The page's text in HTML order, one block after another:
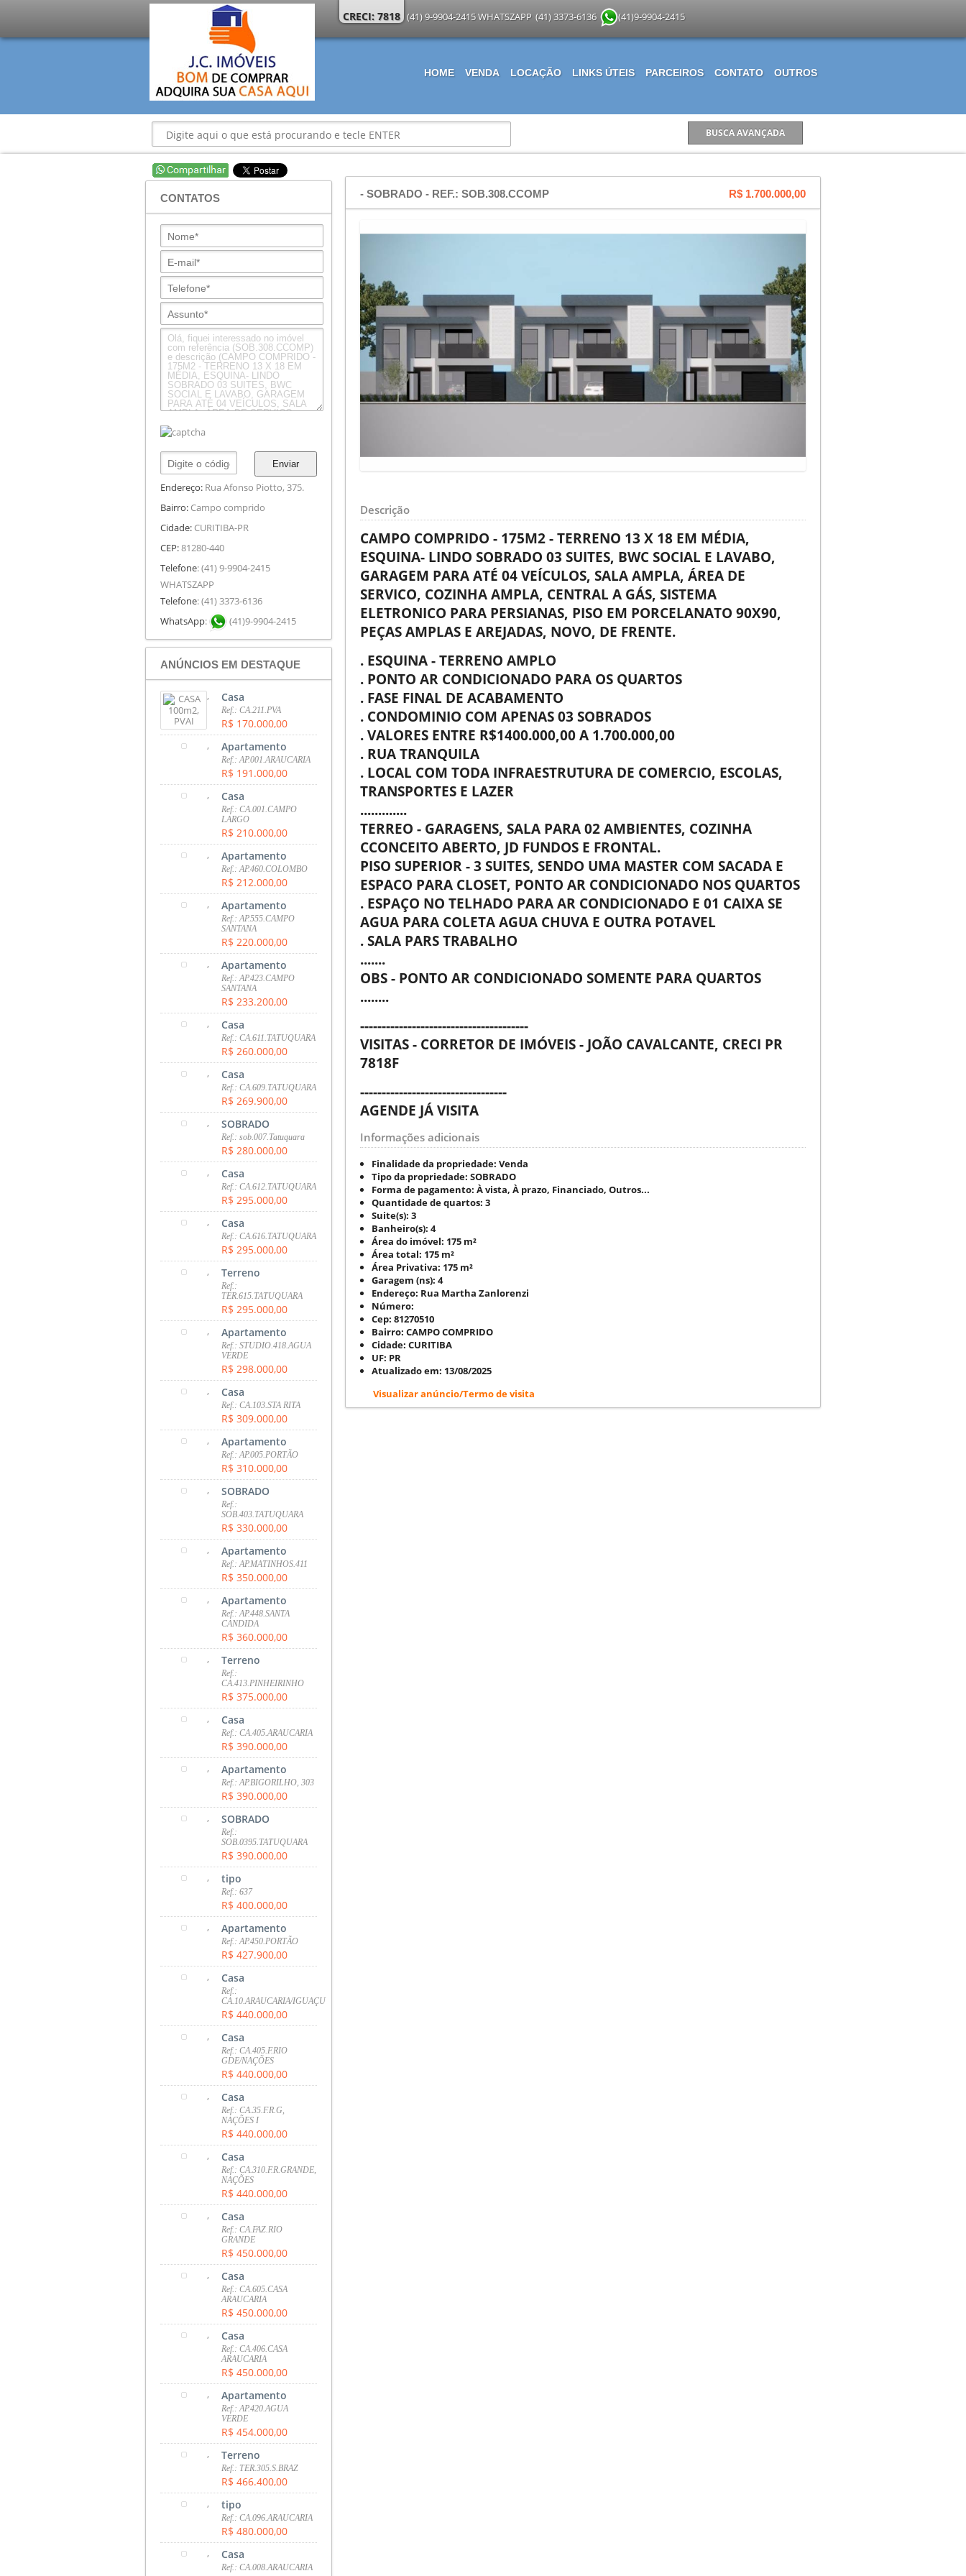
CRECI: 7818 (41) 9-9904-2415 WHATSZAPP (41) 3373-6136 (41)9-9904-2415
HOME VENDA LOCAÇÃO LINKS ÚTEIS PARCEIROS CONTATO OUTROS
- SOBRADO - REF.: SOB.308.CCOMP R$ 1.700.000,00
Descrição
CAMPO COMPRIDO - 175M2 - TERRENO 13 X 18 EM MÉDIA,
ESQUINA- LINDO SOBRADO 03 SUITES, BWC SOCIAL E LAVABO,
GARAGEM PARA ATÉ 04 VEÍCULOS, SALA AMPLA, ÁREA DE
SERVICO, COZINHA AMPLA, CENTRAL A GÁS, SISTEMA
ELETRONICO PARA PERSIANAS, PISO EM PORCELANATO 90X90,
PEÇAS AMPLAS E AREJADAS, NOVO, DE FRENTE.
. ESQUINA - TERRENO AMPLO
. PONTO AR CONDICIONADO PARA OS QUARTOS
. FASE FINAL DE ACABAMENTO
. CONDOMINIO COM APENAS 03 SOBRADOS
. VALORES ENTRE R$1400.000,00 A 1.700.000,00
. RUA TRANQUILA
. LOCAL COM TODA INFRAESTRUTURA DE COMERCIO, ESCOLAS,
TRANSPORTES E LAZER
.............
TERREO - GARAGENS, SALA PARA 02 AMBIENTES, COZINHA
CCONCEITO ABERTO, JD FUNDOS E FRONTAL.
PISO SUPERIOR - 3 SUITES, SENDO UMA MASTER COM SACADA E
ESPACO PARA CLOSET, PONTO AR CONDICIONADO NOS QUARTOS
. ESPAÇO NO TELHADO PARA AR CONDICIONADO E 01 CAIXA SE
AGUA PARA COLETA AGUA CHUVA E OUTRA POTAVEL
. SALA PARS TRABALHO
.......
OBS - PONTO AR CONDICIONADO SOMENTE PARA QUARTOS
........
---------------------------------------
VISITAS - CORRETOR DE IMÓVEIS - JOÃO CAVALCANTE, CRECI PR
7818F
----------------------------------
AGENDE JÁ VISITA
Informações adicionais
Finalidade da propriedade: Venda
Tipo da propriedade: SOBRADO
Forma de pagamento: À vista, À prazo, Financiado, Outros...
Quantidade de quartos: 3
Suite(s): 3
Banheiro(s): 4
Área do imóvel: 175 m²
Área total: 175 m²
Área Privativa: 175 m²
Garagem (ns): 4
Endereço: Rua Martha Zanlorenzi
Número:
Cep: 81270510
Bairro: CAMPO COMPRIDO
Cidade: CURITIBA
UF: PR
Atualizado em: 13/08/2025
Visualizar anúncio/Termo de visita
CONTATOS
Enviar
Endereço: Rua Afonso Piotto, 375.
Bairro: Campo comprido
Cidade: CURITIBA-PR
CEP:81280-440
Telefone: (41) 9-9904-2415
WHATSZAPP
Telefone: (41) 3373-6136
WhatsApp: (41)9-9904-2415
ANÚNCIOS EM DESTAQUE
, Casa
Ref.: CA.211.PVA
R$ 170.000,00
, Apartamento
Ref.: AP.001.ARAUCARIA
R$ 191.000,00
, Casa
Ref.: CA.001.CAMPO
LARGO
R$ 210.000,00
, Apartamento
Ref.: AP.460.COLOMBO
R$ 212.000,00
, Apartamento
Ref.: AP.555.CAMPO
SANTANA
R$ 220.000,00
, Apartamento
Ref.: AP.423.CAMPO
SANTANA
R$ 233.200,00
, Casa
Ref.: CA.611.TATUQUARA
R$ 260.000,00
, Casa
Ref.: CA.609.TATUQUARA
R$ 269.900,00
, SOBRADO
Ref.: sob.007.Tatuquara
R$ 280.000,00
, Casa
Ref.: CA.612.TATUQUARA
R$ 295.000,00
, Casa
Ref.: CA.616.TATUQUARA
R$ 295.000,00
, Terreno
Ref.:
TER.615.TATUQUARA
R$ 295.000,00
, Apartamento
Ref.: STUDIO.418.AGUA
VERDE
R$ 298.000,00
, Casa
Ref.: CA.103.STA RITA
R$ 309.000,00
, Apartamento
Ref.: AP.005.PORTÃO
R$ 310.000,00
, SOBRADO
Ref.:
SOB.403.TATUQUARA
R$ 330.000,00
, Apartamento
Ref.: AP.MATINHOS.411
R$ 350.000,00
, Apartamento
Ref.: AP.448.SANTA
CANDIDA
R$ 360.000,00
, Terreno
Ref.:
CA.413.PINHEIRINHO
R$ 375.000,00
, Casa
Ref.: CA.405.ARAUCARIA
R$ 390.000,00
, Apartamento
Ref.: AP.BIGORILHO, 303
R$ 390.000,00
, SOBRADO
Ref.:
SOB.0395.TATUQUARA
R$ 390.000,00
, tipo
Ref.: 637
R$ 400.000,00
, Apartamento
Ref.: AP.450.PORTÃO
R$ 427.900,00
, Casa
Ref.:
CA.10.ARAUCARIA/IGUAÇU
R$ 440.000,00
, Casa
Ref.: CA.405.F.RIO
GDE/NAÇÕES
R$ 440.000,00
, Casa
Ref.: CA.35.F.R.G,
NAÇÕES I
R$ 440.000,00
, Casa
Ref.: CA.310.F.R.GRANDE,
NAÇÕES
R$ 440.000,00
, Casa
Ref.: CA.FAZ.RIO
GRANDE
R$ 450.000,00
, Casa
Ref.: CA.605.CASA
ARAUCARIA
R$ 450.000,00
, Casa
Ref.: CA.406.CASA
ARAUCARIA
R$ 450.000,00
, Apartamento
Ref.: AP.420.AGUA
VERDE
R$ 454.000,00
, Terreno
Ref.: TER.305.S.BRAZ
R$ 466.400,00
, tipo
Ref.: CA.096.ARAUCARIA
R$ 480.000,00
, Casa
Ref.: CA.008.ARAUCARIA